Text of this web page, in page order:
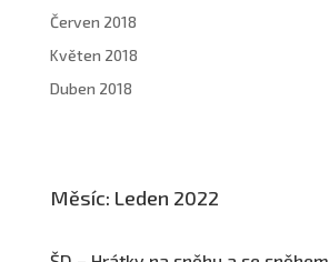
Červen 2018
Květen 2018
Duben 2018
Měsíc: Leden 2022